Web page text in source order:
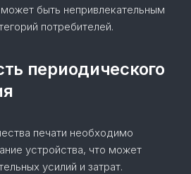
быть непривлекательным
потребителей.
периодического
печати необходимо
устройства, что может
усилий и затрат.